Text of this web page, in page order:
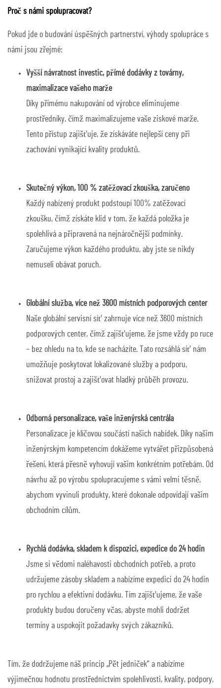
Proč s námi spolupracovat?
Pokud jde o budování úspěšných partnerství, výhody spolupráce s
námi jsou zřejmé:
Vyšší návratnost investic, přímé dodávky z továrny,
maximalizace vašeho marže
Díky přímému nakupování od výrobce eliminujeme
prostředníky, čímž maximalizujeme vaše ziskové marže.
Tento přístup zajišťuje, že získáváte nejlepší ceny při
zachování vynikající kvality produktů.
Skutečný výkon, 100 % zatěžovací zkouška, zaručeno
Každý nabízený produkt podstoupí 100% zatěžovací
zkoušku, čímž získáte klid v tom, že každá položka je
spolehlivá a připravená na nejnáročnější podmínky.
Zaručujeme výkon každého produktu, aby jste se nikdy
nemuseli obávat poruch.
Globální služba, více než 3600 místních podporových center
Naše globální servisní síť zahrnuje více než 3600 místních
podporových center, čímž zajišťujeme, že jsme vždy po ruce
– bez ohledu na to, kde se nacházíte. Tato rozsáhlá síť nám
umožňuje poskytovat lokalizované služby a podporu,
snižovat prostoj a zajišťovat hladký průběh provozu.
Odborná personalizace, vaše inženýrská centrála
Personalizace je klíčovou součástí našich nabídek. Díky našim
inženýrským kompetencím dokážeme vytvářet přizpůsobená
řešení, která přesně vyhovují vašim konkrétním potřebám. Od
návrhu až po výrobu spolupracujeme s vámi velmi těsně,
abychom vyvinuli produkty, které dokonale odpovídají vašim
obchodním cílům.
Rychlá dodávka, skladem k dispozici, expedice do 24 hodin
Jsme si vědomi naléhavosti obchodních potřeb, a proto
udržujeme zásoby skladem a nabízíme expedici do 24 hodin
pro rychlou a efektivní dodávku. Tím zajišťujeme, že vaše
produkty budou doručeny včas, abyste mohli dodržet
termíny a uspokojit požadavky svých zákazníků.
Tím, že dodržujeme náš princip „Pět jedniček“ a nabízíme
výjimečnou hodnotu prostřednictvím spolehlivosti, kvality, podpory,